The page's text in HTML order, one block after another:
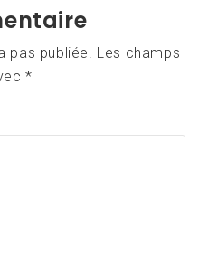
pas publiée.
Les champs
*